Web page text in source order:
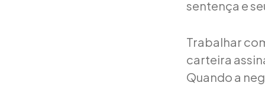
sentença e
Trabalhar
carteira
Quando a